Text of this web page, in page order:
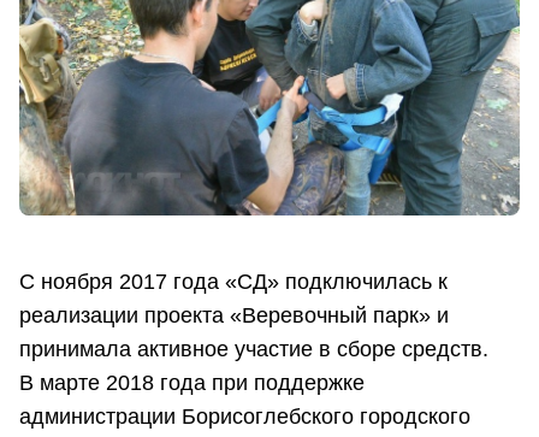
С ноября 2017 года «СД» подключилась к
реализации проекта «Веревочный парк» и
принимала активное участие в сборе средств.
В марте 2018 года при поддержке
администрации Борисоглебского городского